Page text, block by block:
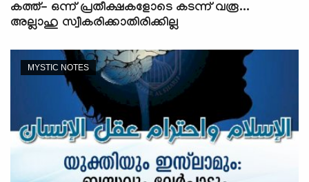
കത്ത്- ഒന്ന് പ്രതീക്ഷകളോടെ കടന്ന് വരൂ...
അല്ലാഹു സ്വീകരിക്കാതിരിക്കില്ല
MYSTIC NOTES